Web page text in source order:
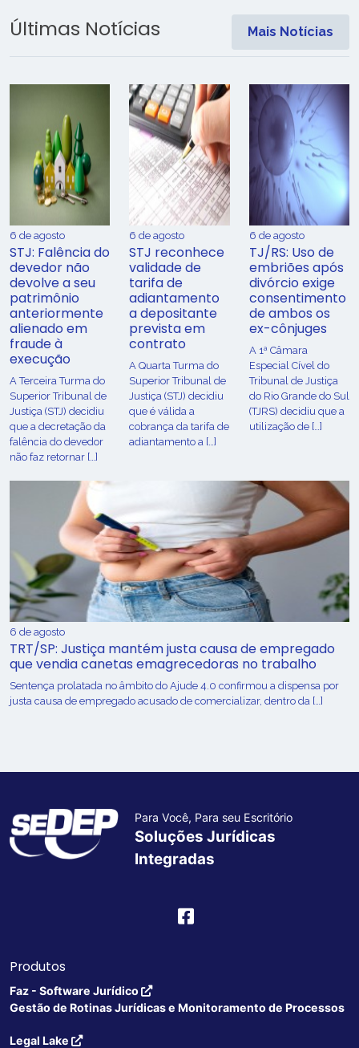
Últimas Notícias Mais Notícias
6 de agosto
STJ: Falência do
devedor não
devolve a seu
patrimônio
anteriormente
alienado em
fraude à
execução
A Terceira Turma do
Superior Tribunal de
Justiça (STJ) decidiu
que a decretação da
falência do devedor
não faz retornar […]
6 de agosto
STJ reconhece
validade de
tarifa de
adiantamento
a depositante
prevista em
contrato
A Quarta Turma do
Superior Tribunal de
Justiça (STJ) decidiu
que é válida a
cobrança da tarifa de
adiantamento a […]
6 de agosto
TJ/RS: Uso de
embriões após
divórcio exige
consentimento
de ambos os
ex-cônjuges
A 1ª Câmara
Especial Cível do
Tribunal de Justiça
do Rio Grande do Sul
(TJRS) decidiu que a
utilização de […]
6 de agosto
TRT/SP: Justiça mantém justa causa de empregado
que vendia canetas emagrecedoras no trabalho
Sentença prolatada no âmbito do Ajude 4.0 confirmou a dispensa por
justa causa de empregado acusado de comercializar, dentro da […]
Para Você, Para seu Escritório
Soluções Jurídicas
Integradas
Produtos
Faz - Software Jurídico
Gestão de Rotinas Jurídicas e Monitoramento de Processos
Legal Lake